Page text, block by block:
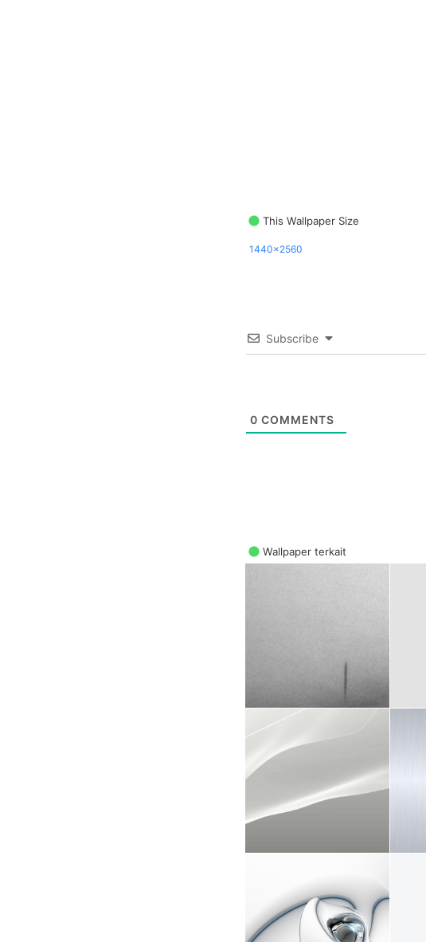
This Wallpaper Size
1440x2560
Subscribe
0 COMMENTS
Wallpaper terkait